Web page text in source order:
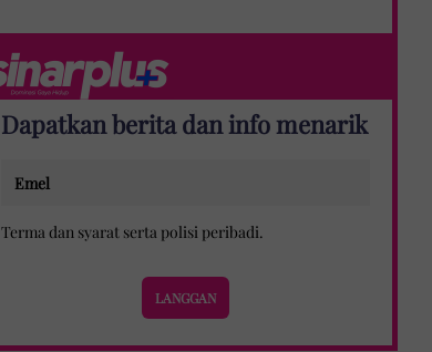
Dapatkan berita dan info menarik
Terma dan syaratserta polisi peribadi.